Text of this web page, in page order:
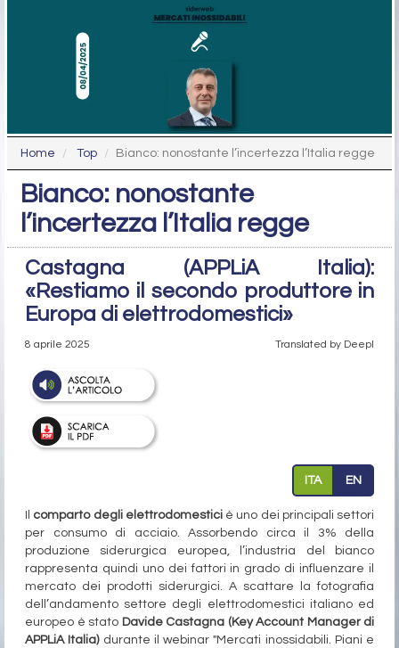
Home Top Bianco: nonostante l’incertezza l’Italia regge
Bianco: nonostante
l’incertezza l’Italia regge
Castagna (APPLiA Italia):
«Restiamo il secondo produttore in
Europa di elettrodomestici»
8 aprile 2025 Translated by Deepl
ITA EN
comparto degli elettrodomesticiè uno dei principali settori
per consumo di acciaio. Assorbendo circa il 3% della
produzione siderurgica europea, l’industria del bianco
rappresenta quindi uno dei fattori in grado di influenzare il
mercato dei prodotti siderurgici. A scattare la fotografia
dell’andamento settore degli elettrodomestici italiano ed
europeo è stato Davide Castagna (Key Account Manager di
APPLiA Italia)durante il webinar "Mercati inossidabili. Piani e